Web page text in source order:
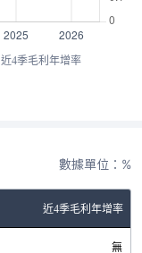
近4季毛利年增率
數據單位：%
近4季毛利年增率
無